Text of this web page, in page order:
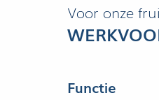
Voor onze
Functie